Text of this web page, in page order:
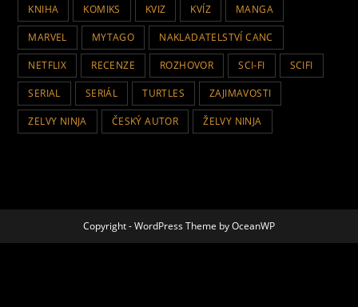
KNIHA KOMIKS KVIZ KVÍZ MANGA
MARVEL MYTAGO NAKLADATELSTVÍ CANC
NETFLIX RECENZE ROZHOVOR SCI-FI SCIFI
SERIAL SERIÁL TURTLES ZAJIMAVOSTI
ZELVY NINJA ČESKÝ AUTOR ŽELVY NINJA
Copyright - WordPress Theme by OceanWP